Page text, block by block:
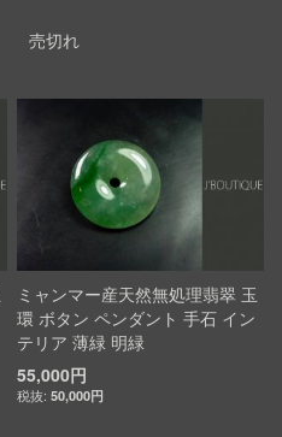
売切れ
ミャンマー産天然無処理翡翠 玉
環 ボタン ペンダント 手石 イン
テリア 薄緑 明緑
55,000円
50,000円